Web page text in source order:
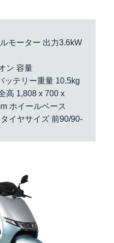
モーター 出力3.6kW
ン 容量
ッテリー重量 10.5kg
高 1,808 x 700 x
ホイールベース
イヤサイズ 前90/90-